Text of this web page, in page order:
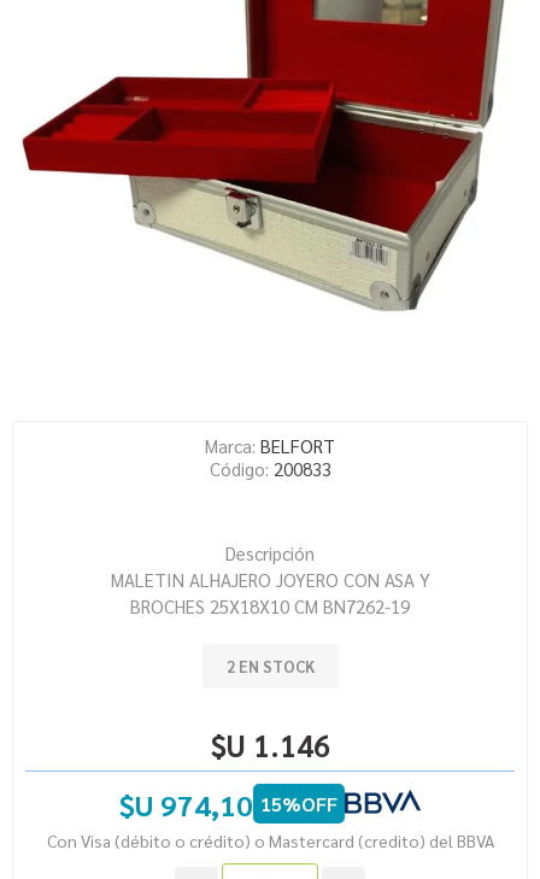
Marca: BELFORT
Código: 200833
Descripción
MALETIN ALHAJERO JOYERO CON ASA Y
BROCHES 25X18X10 CM BN7262-19
2 EN STOCK
$U 1.146
$U 974,10 15%OFF
Con Visa (débito o crédito) o Mastercard (credito) del BBVA